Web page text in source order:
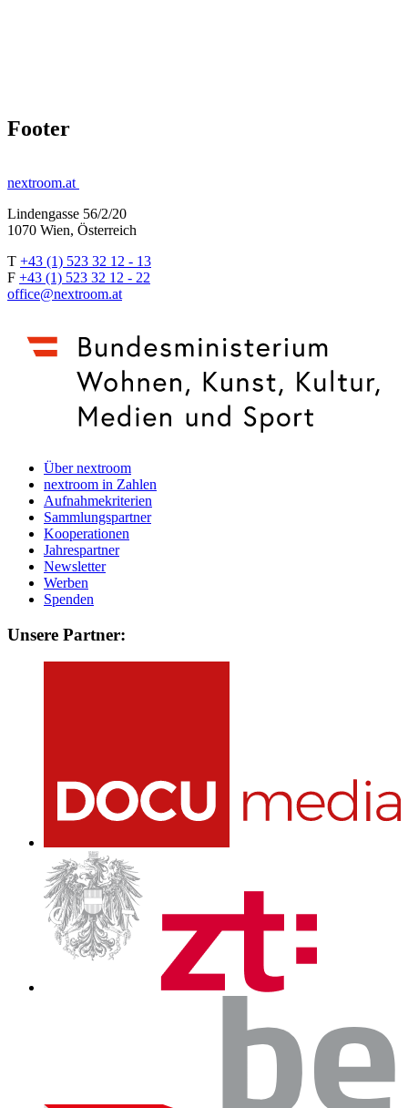
Footer
nextroom.at
Lindengasse 56/2/20
1070 Wien, Österreich
T +43 (1) 523 32 12 - 13
F +43 (1) 523 32 12 - 22
office@nextroom.at
Über nextroom
nextroom in Zahlen
Aufnahmekriterien
Sammlungspartner
Kooperationen
Jahrespartner
Newsletter
Werben
Spenden
Unsere Partner: